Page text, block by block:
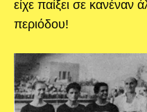
είχε παίξει σε κανέναν
περιόδου!